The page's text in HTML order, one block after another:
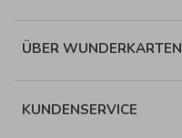
ÜBER WUNDERKARTEN
KUNDENSERVICE